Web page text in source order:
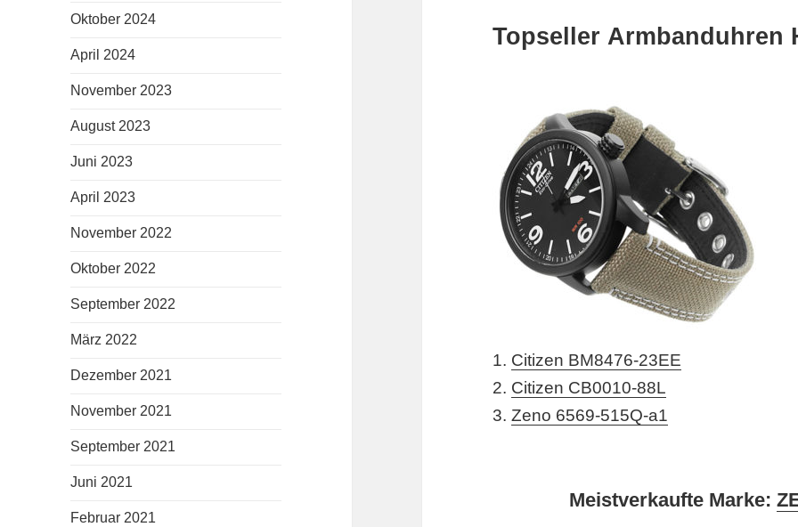
Oktober 2024
April 2024
November 2023
August 2023
Juni 2023
April 2023
November 2022
Oktober 2022
September 2022
März 2022
Dezember 2021
November 2021
September 2021
Juni 2021
Februar 2021
Topseller Armbanduhren
1. Citizen BM8476-23EE
2. Citizen CB0010-88L
3.Zeno 6569-515Q-a1
Meistverkaufte Marke: